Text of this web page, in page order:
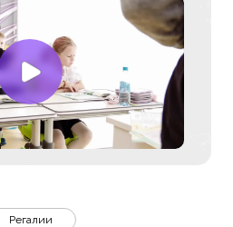
Регалии